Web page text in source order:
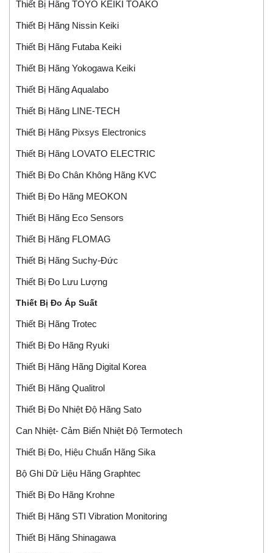
Thiết Bị Hãng TOYO KEIKI TOAKO
Thiết Bị Hãng Nissin Keiki
Thiết Bị Hãng Futaba Keiki
Thiết Bị Hãng Yokogawa Keiki
Thiết Bị Hãng Aqualabo
Thiết Bị Hãng LINE-TECH
Thiết Bị Hãng Pixsys Electronics
Thiết Bị Hãng LOVATO ELECTRIC
Thiết Bị Đo Chân Không Hãng KVC
Thiết Bị Đo Hãng MEOKON
Thiết Bị Hãng Eco Sensors
Thiết Bị Hãng FLOMAG
Thiết Bị Hãng Suchy-Đức
Thiết Bị Đo Lưu Lượng
Thiết Bị Đo Áp Suất
Thiết Bị Hãng Trotec
Thiết Bị Đo Hãng Ryuki
Thiết Bị Hãng Hãng Digital Korea
Thiết Bị Hãng Qualitrol
Thiết Bị Đo Nhiệt Độ Hãng Sato
Can Nhiệt- Cảm Biến Nhiệt Độ Termotech
Thiết Bị Đo, Hiệu Chuẩn Hãng Sika
Bộ Ghi Dữ Liệu Hãng Graphtec
Thiết Bị Đo Hãng Krohne
Thiết Bị Hãng STI Vibration Monitoring
Thiết Bị Hãng Shinagawa